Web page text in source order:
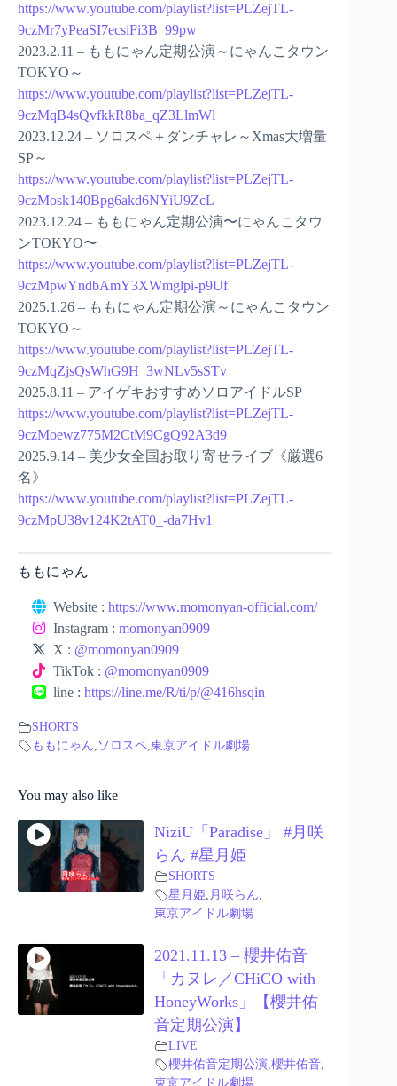
https://www.youtube.com/playlist?list=PLZejTL-
9czMr7yPeaSI7ecsiFi3B_99pw
2023.2.11 – ももにゃん定期公演～にゃんこタウン
TOKYO～
https://www.youtube.com/playlist?list=PLZejTL-
9czMqB4sQvfkkR8ba_qZ3LlmWl
2023.12.24 – ソロスペ＋ダンチャレ～Xmas大増量
SP～
https://www.youtube.com/playlist?list=PLZejTL-
9czMosk140Bpg6akd6NYiU9ZcL
2023.12.24 – ももにゃん定期公演〜にゃんこタウ
ンTOKYO〜
https://www.youtube.com/playlist?list=PLZejTL-
9czMpwYndbAmY3XWmglpi-p9Uf
2025.1.26 – ももにゃん定期公演～にゃんこタウン
TOKYO～
https://www.youtube.com/playlist?list=PLZejTL-
9czMqZjsQsWhG9H_3wNLv5sSTv
2025.8.11 – アイゲキおすすめソロアイドルSP
https://www.youtube.com/playlist?list=PLZejTL-
9czMoewz775M2CtM9CgQ92A3d9
2025.9.14 – 美少女全国お取り寄せライブ《厳選6
名》
https://www.youtube.com/playlist?list=PLZejTL-
9czMpU38v124K2tAT0_-da7Hv1
ももにゃん
Website : https://www.momonyan-official.com/
Instagram : momonyan0909
X : @momonyan0909
TikTok : @momonyan0909
line : https://line.me/R/ti/p/@416hsqin
SHORTS
ももにゃん ソロスペ 東京アイドル劇場
You may also like
NiziU「Paradise」 #月咲
らん #星月姫
SHORTS
星月姫 月咲らん
東京アイドル劇場
2021.11.13 – 櫻井佑音
「カヌレ／CHiCO with
HoneyWorks」【櫻井佑
音定期公演】
LIVE
櫻井佑音定期公演, 櫻井佑音,
東京アイドル劇場